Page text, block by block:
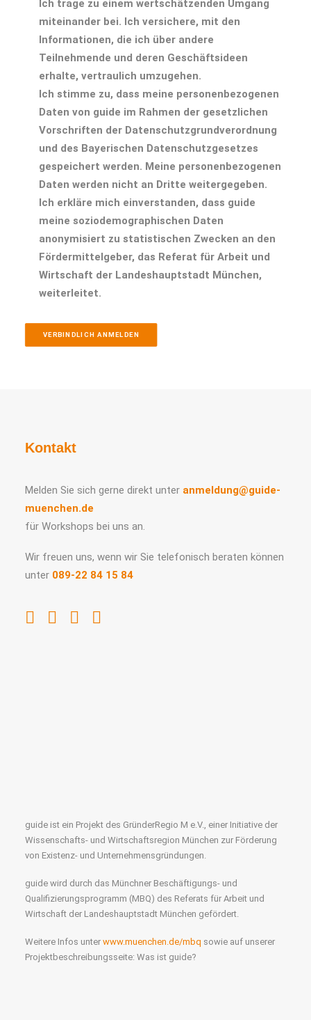
Ich trage zu einem wertschätzenden Umgang
miteinander bei. Ich versichere, mit den
Informationen, die ich über andere
Teilnehmende und deren Geschäftsideen
erhalte, vertraulich umzugehen.
Ich stimme zu, dass meine personenbezogenen
Daten von guide im Rahmen der gesetzlichen
Vorschriften der Datenschutzgrundverordnung
und des Bayerischen Datenschutzgesetzes
gespeichert werden. Meine personenbezogenen
Daten werden nicht an Dritte weitergegeben.
Ich erkläre mich einverstanden, dass guide
meine soziodemographischen Daten
anonymisiert zu statistischen Zwecken an den
Fördermittelgeber, das Referat für Arbeit und
Wirtschaft der Landeshauptstadt München,
weiterleitet.
VERBINDLICH ANMELDEN
Kontakt
Melden Sie sich gerne direkt unter anmeldung@guide-
muenchen.de
für Workshops bei uns an.
Wir freuen uns, wenn wir Sie telefonisch beraten können
unter 089-22 84 15 84
guide ist ein Projekt des GründerRegio M e.V., einer Initiative der
Wissenschafts- und Wirtschaftsregion München zur Förderung
von Existenz- und Unternehmensgründungen.
guide wird durch das Münchner Beschäftigungs- und
Qualifizierungsprogramm (MBQ) des Referats für Arbeit und
Wirtschaft der Landeshauptstadt München gefördert.
Weitere Infos unter www.muenchen.de/mbq sowie auf unserer
Projektbeschreibungsseite: Was ist guide?